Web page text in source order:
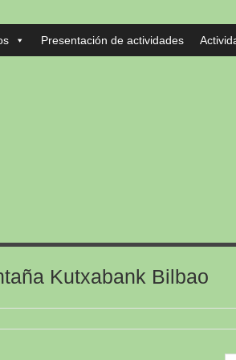
Presentación de actividades
Kutxabank Bilbao